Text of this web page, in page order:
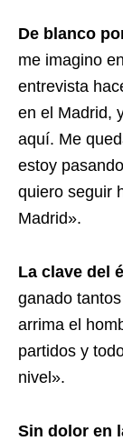
De blanco
me imagino
entrevista
en el Madrid,
aquí. Me
estoy
quiero seguir
Madrid».
La clave del
ganado
arrima el
partidos y
nivel».
Sin dolor en